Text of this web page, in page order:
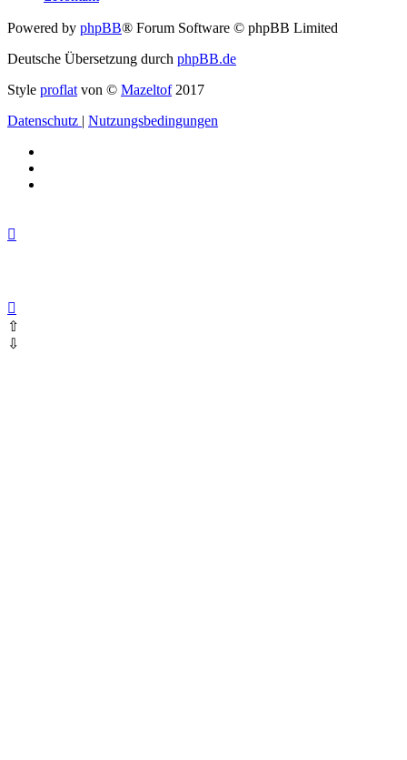
Powered by phpBB® Forum Software © phpBB Limited
Deutsche Übersetzung durch phpBB.de
Style proflat von © Mazeltof2017
Datenschutz | Nutzungsbedingungen
⇧
⇩